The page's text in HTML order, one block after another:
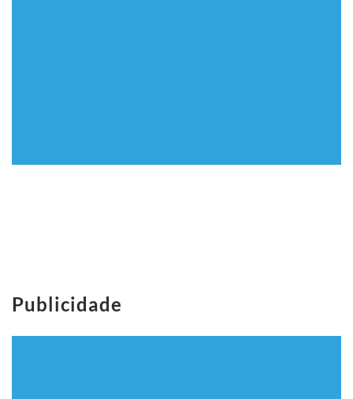
Publicidade